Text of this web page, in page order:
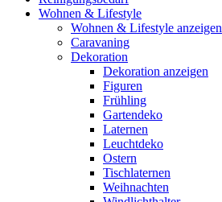
Wohnen & Lifestyle
Wohnen & Lifestyle anzeigen
Caravaning
Dekoration
Dekoration anzeigen
Figuren
Frühling
Gartendeko
Laternen
Leuchtdeko
Ostern
Tischlaternen
Weihnachten